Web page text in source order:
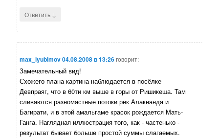
Ответить ↓
max_lyubimov04.08.2008 в 13:26говорит:
Замечательный вид!
Схожего плана картина наблюдается в посёлке
Девпраяг, что в 60ти км выше в горы от Ришикеша. Там
сливаются разномастные потоки рек Алакнанда и
Багирати, и в этой амальгаме красок рождается Мать-
Ганга. Наглядная иллюстрация того, как - частенько -
результат бывает больше простой суммы слагаемых.